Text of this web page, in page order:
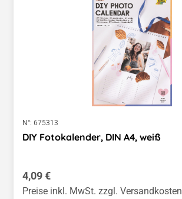
N°: 675313
DIY Fotokalender, DIN A4, weiß
Regulärer Preis:
4,09 €
Preise inkl. MwSt. zzgl. Versandkosten